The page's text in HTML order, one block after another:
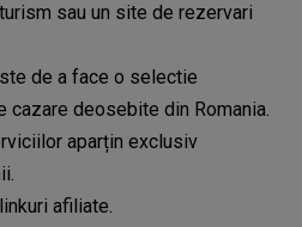
sau un site de rezervari
de a face o selectie
cazare deosebite din Romania.
aparțin exclusiv
afiliate.